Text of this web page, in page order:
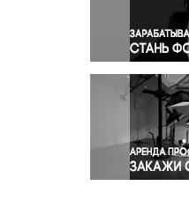
Религия
Спорт